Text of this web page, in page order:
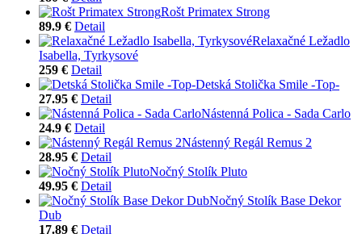
Rošt Primatex Strong
89.9 € Detail
Relaxačné Ležadlo
Isabella, Tyrkysové
259 € Detail
Detská Stolička Smile -Top-
27.95 € Detail
Nástenná Polica - Sada Carlo
24.9 € Detail
Nástenný Regál Remus 2
28.95 € Detail
Nočný Stolík Pluto
49.95 € Detail
Nočný Stolík Base Dekor
Dub
17.89 € Detail